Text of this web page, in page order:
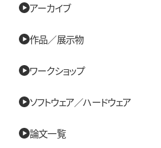
アーカイブ
作品／展示物
ワークショップ
ソフトウェア／ハードウェア
論文一覧